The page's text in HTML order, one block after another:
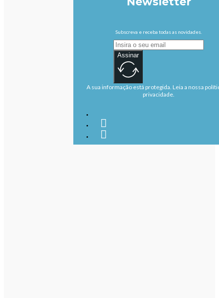
Subscreva e receba todas as novidades.
Assinar
A sua informação está protegida. Leia a nossa
privacidade.